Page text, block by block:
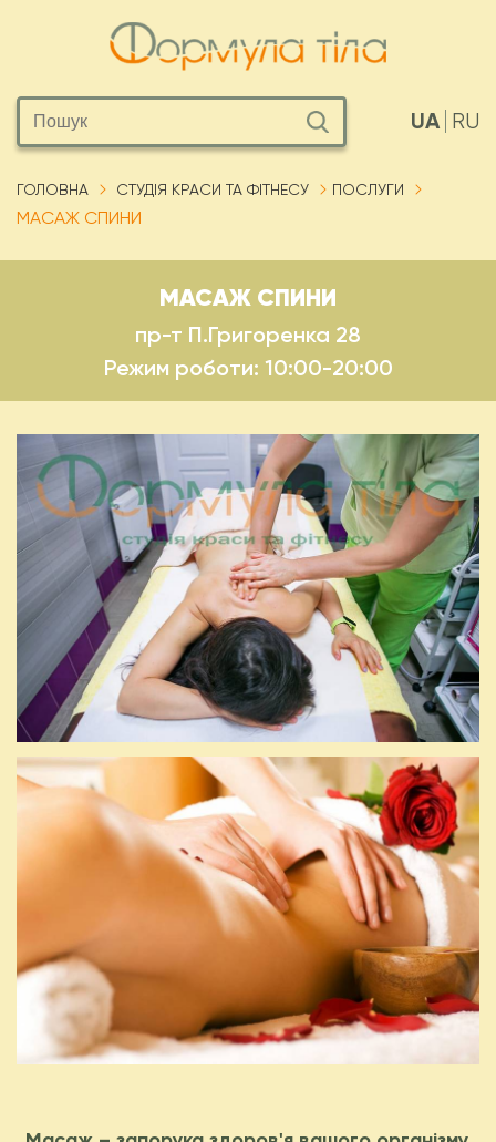
RU
UA
ГОЛОВНА СТУДІЯ КРАСИ ТА ФІТНЕСУ ПОСЛУГИ
МАСАЖ СПИНИ
МАСАЖ СПИНИ
пр-т П.Григоренка 28
Режим роботи: 10:00-20:00